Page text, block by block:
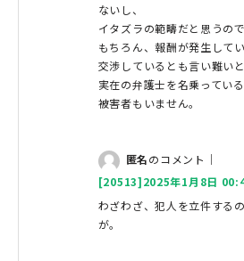
ないし、
イタズラの範疇だと思うので
もちろん、報酬が発生して
交渉しているとも言い難い
実在の弁護士を名乗ってい
被害者もいません。
匿名のコメント｜
[20513]2025年1月8日
わざわざ、犯人を立件する
が。